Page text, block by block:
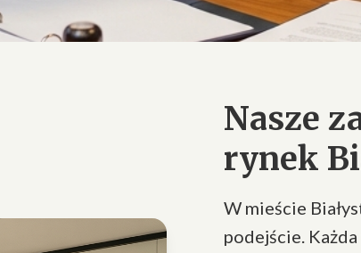
Nasze
rynek
W mieście
podejście.